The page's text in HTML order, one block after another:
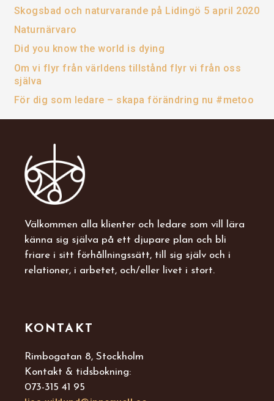
Skogsbad och naturvarande på Lidingö 5 april 2020
Naturnärvaro
Did you know the world is dying
Om vi flyr från världens tillstånd flyr vi från oss
själva
För dig som ledare – skapa förändring nu #metoo
Välkommen alla klienter och ledare som vill lära
känna sig själva på ett djupare plan och bli
friare i sitt förhållningssätt, till sig själv och i
relationer, i arbetet, och/eller livet i stort.
KONTAKT
Rimbogatan 8, Stockholm
Kontakt & tidsbokning:
073-315 41 95